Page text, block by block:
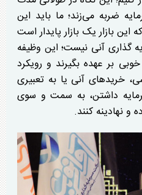
ضربه می‌زند؛ ما باید این
این بازار یک بازار پایدار است
گذاری آنی نیست؛ این وظیفه
خوبی بر عهده بگیرند و رویکرد
خرید‌های آنی یا به تعبیری
داشتن، به سمت و سوی
نهادینه کنند.